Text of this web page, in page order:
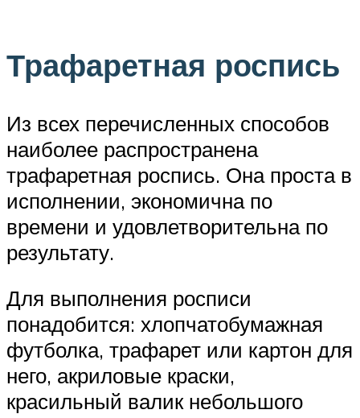
Трафаретная роспись
Из всех перечисленных способов
наиболее распространена
трафаретная роспись. Она проста в
исполнении, экономична по
времени и удовлетворительна по
результату.
Для выполнения росписи
понадобится: хлопчатобумажная
футболка, трафарет или картон для
него, акриловые краски,
красильный валик небольшого